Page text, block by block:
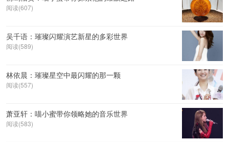
阅读(607)
吴千语：璀璨闪耀演艺新星的多彩世界
阅读(589)
林依晨：璀璨星空中最闪耀的那一颗
阅读(557)
萧亚轩：喵小蜜带你领略她的音乐世界
阅读(583)